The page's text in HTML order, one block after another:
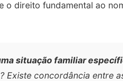
o direito fundamental ao
situação familiar
Existe concordância entre